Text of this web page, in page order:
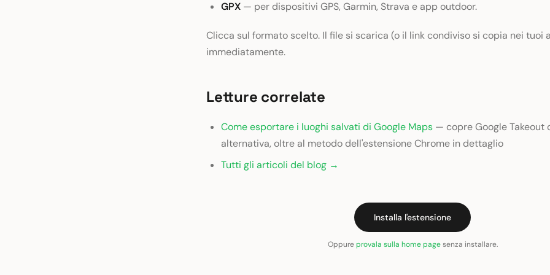
GPX — per dispositivi GPS, Garmin, Strava e app outdoor.
Clicca sul formato scelto. Il file si scarica (o il link condiviso si copia nei tuoi
immediatamente.
Letture correlate
Come esportare i luoghi salvati di Google Maps — copre Google Takeout
alternativa, oltre al metodo dell'estensione Chrome in dettaglio
Tutti gli articoli del blog →
Installa l'estensione
Oppureprovala sulla home pagesenza installare.